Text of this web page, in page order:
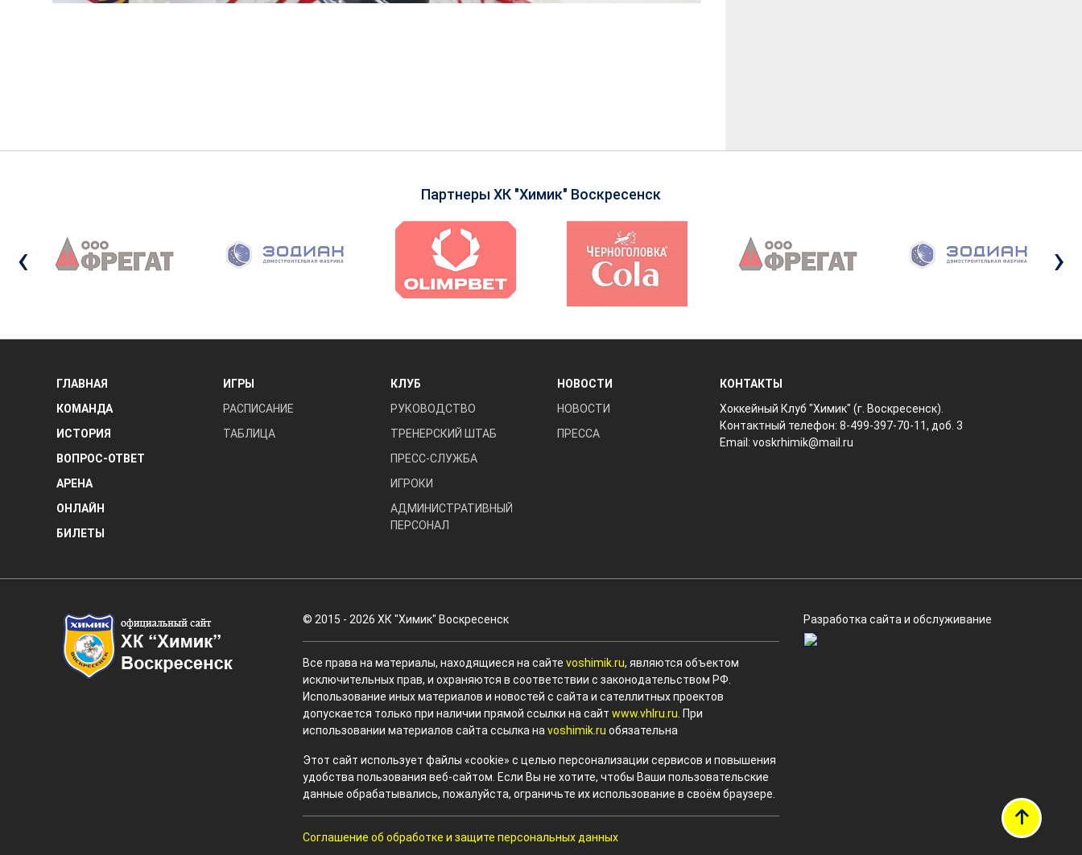
Партнеры ХК "Химик" Воскресенск
‹ ›
ГЛАВНАЯ
КОМАНДА
ИСТОРИЯ
ВОПРОС-ОТВЕТ
АРЕНА
ОНЛАЙН
БИЛЕТЫ
ИГРЫ
РАСПИСАНИЕ
ТАБЛИЦА
КЛУБ
РУКОВОДСТВО
ТРЕНЕРСКИЙ ШТАБ
ПРЕСС-СЛУЖБА
ИГРОКИ
АДМИНИСТРАТИВНЫЙ
ПЕРСОНАЛ
НОВОСТИ
НОВОСТИ
ПРЕССА
КОНТАКТЫ
Хоккейный Клуб "Химик" (г. Воскресенск).
Контактный телефон: 8-499-397-70-11, доб. 3
Email:voskrhimik@mail.ru
© 2015 - 2026 ХК "Химик" Воскресенск
Все права на материалы, находящиеся на сайте voshimik.ru, являются объектом
исключительных прав, и охраняются в соответствии с законодательством РФ.
Использование иных материалов и новостей с сайта и сателлитных проектов
допускается только при наличии прямой ссылки на сайт www.vhlru.ru . При
использовании материалов сайта ссылка на voshimik.ru обязательна
Этот сайт использует файлы «cookie» с целью персонализации сервисов и повышения
удобства пользования веб-сайтом. Если Вы не хотите, чтобы Ваши пользовательские
данные обрабатывались, пожалуйста, ограничьте их использование в своём браузере.
Соглашение об обработке и защите персональных данных
Разработка сайта и обслуживание